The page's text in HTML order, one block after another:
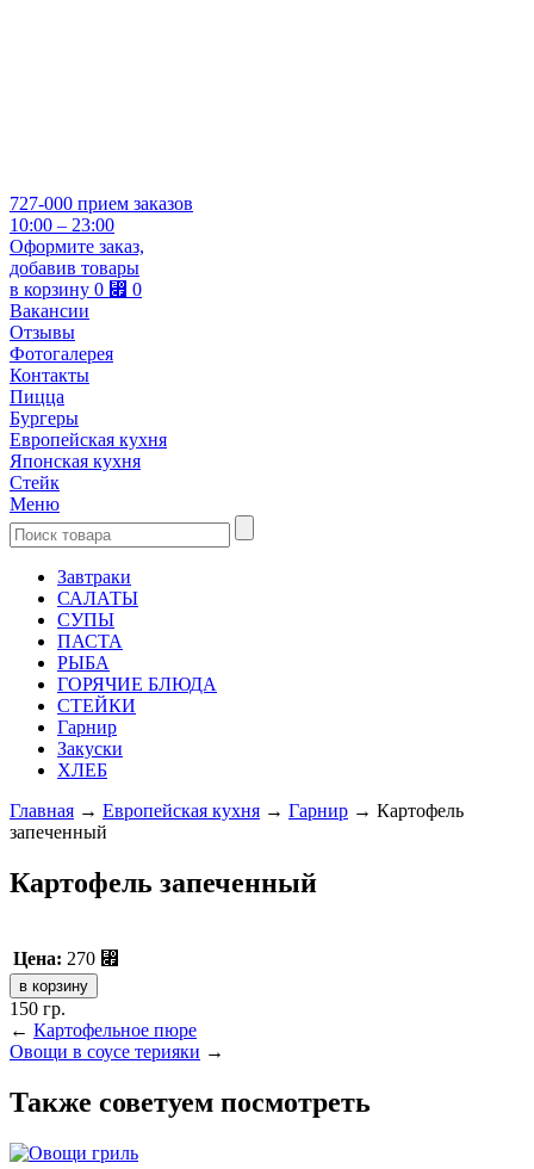
727-000 прием заказов
10:00 – 23:00
Оформите заказ,
добавив товары
в корзину 0 ⃏ 0
Вакансии
Отзывы
Фотогалерея
Контакты
Пицца
Бургеры
Европейская кухня
Японская кухня
Стейк
Меню
Завтраки
САЛАТЫ
СУПЫ
ПАСТА
РЫБА
ГОРЯЧИЕ БЛЮДА
СТЕЙКИ
Гарнир
Закуски
ХЛЕБ
Главная → Европейская кухня → Гарнир → Картофель
запеченный
Картофель запеченный
Цена: 270 ⃏
150 гр.
← Картофельное пюре
Овощи в соусе терияки →
Также советуем посмотреть